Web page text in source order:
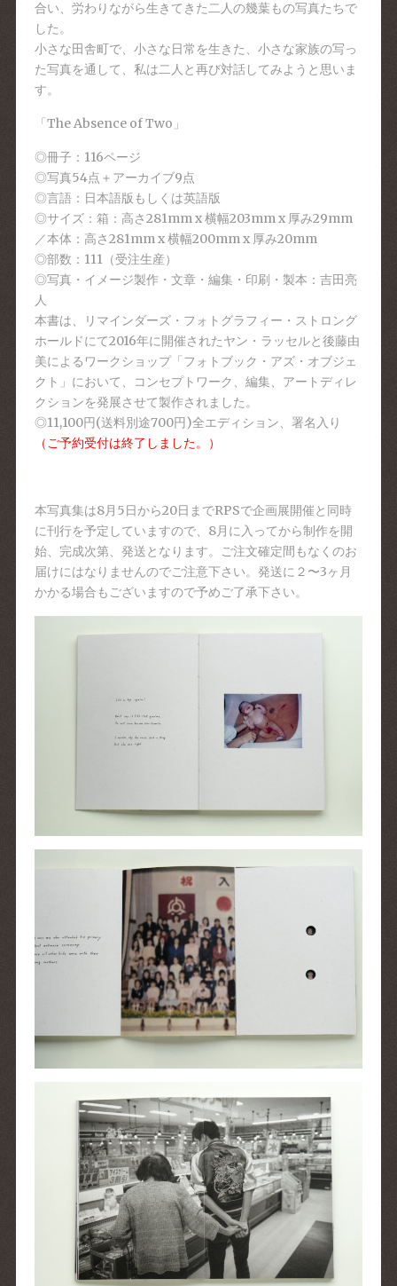
合い、労わりながら生きてきた二人の幾葉もの写真たちで
した。
小さな田舎町で、小さな日常を生きた、小さな家族の写っ
た写真を通して、私は二人と再び対話してみようと思いま
す。
「The Absence of Two」
◎冊子：116ページ
◎写真54点＋アーカイブ9点
◎言語：日本語版もしくは英語版
◎サイズ：箱：高さ281mm x 横幅203mm x 厚み29mm
／本体：高さ281mm x 横幅200mm x 厚み20mm
◎部数：111（受注生産）
◎写真・イメージ製作・文章・編集・印刷・製本：吉田亮
人
本書は、リマインダーズ・フォトグラフィー・ストロング
ホールドにて2016年に開催されたヤン・ラッセルと後藤由
美によるワークショップ「フォトブック・アズ・オブジェ
クト」において、コンセプトワーク、編集、アートディレ
クションを発展させて製作されました。
◎11,100円(送料別途700円)全エディション、署名入り
（ご予約受付は終了しました。）
本写真集は8月5日から20日までRPSで企画展開催と同時
に刊行を予定していますので、8月に入ってから制作を開
始、完成次第、発送となります。ご注文確定間もなくのお
届けにはなりませんのでご注意下さい。発送に２〜3ヶ月
かかる場合もございますので予めご了承下さい。